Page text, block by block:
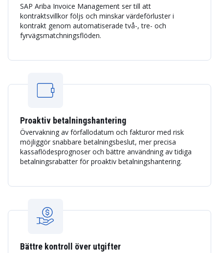
SAP Ariba Invoice Management ser till att
kontraktsvillkor följs och minskar värdeförluster i
kontrakt genom automatiserade två-, tre- och
fyrvägsmatchningsflöden.
Proaktiv betalningshantering
Övervakning av förfallodatum och fakturor med risk
möjliggör snabbare betalningsbeslut, mer precisa
kassaflödesprognoser och bättre användning av tidiga
betalningsrabatter för proaktiv betalningshantering.
Bättre kontroll över utgifter